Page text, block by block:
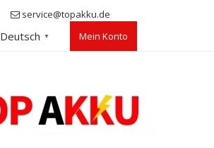
service@topakku.de
Deutsch ▼ Mein Konto